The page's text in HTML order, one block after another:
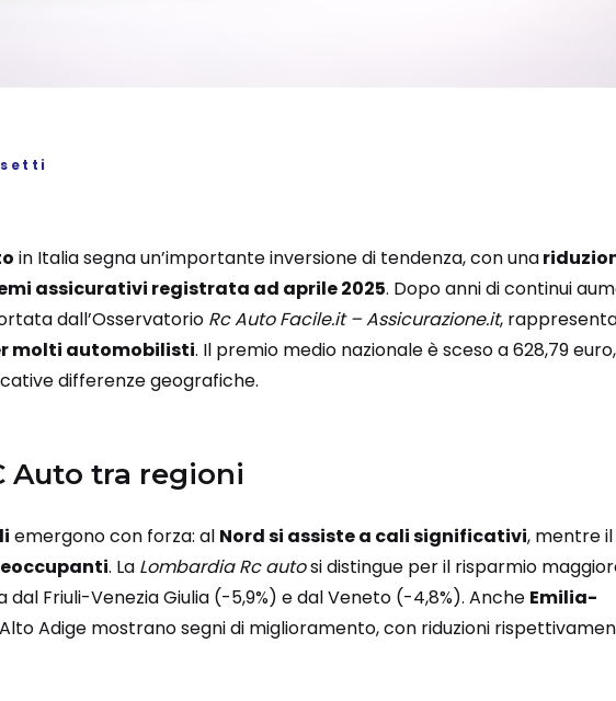
in Italia segna un’importante inversione di tendenza, con una
assicurativi registrata ad aprile 2025. Dopo anni di continui
dall’OsservatorioRc Auto Facile.it – Assicurazione.it,
molti automobilisti. Il premio medio nazionale è sceso a 628,79
differenze geografiche.
Auto tra regioni
emergono con forza: al Nord si assiste a cali significativi, mentre il
. La Lombardia Rc autosi distingue per il risparmio
dal Friuli-Venezia Giulia (-5,9%) e dal Veneto (-4,8%). Anche Emilia-
Adige mostrano segni di miglioramento, con riduzioni